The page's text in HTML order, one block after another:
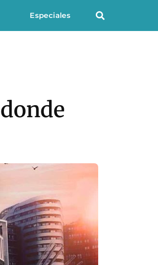
Especiales